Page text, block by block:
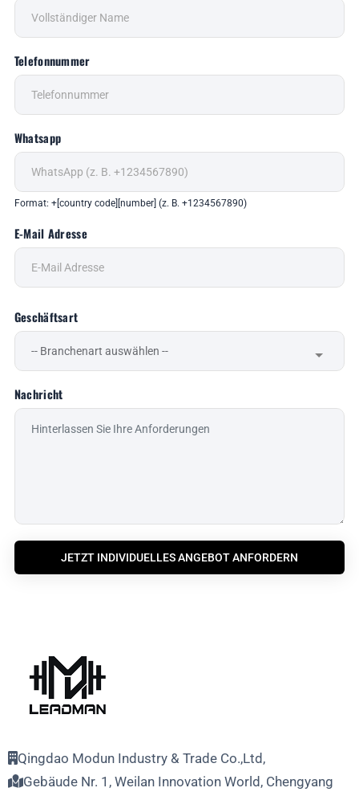
Telefonnummer
Whatsapp
Format: +[country code][number] (z. B. +1234567890)
E-Mail Adresse
Geschäftsart
Nachricht
JETZT INDIVIDUELLES ANGEBOT ANFORDERN
Qingdao Modun Industry & Trade Co.,Ltd,
Gebäude Nr. 1, Weilan Innovation World, Chengyang